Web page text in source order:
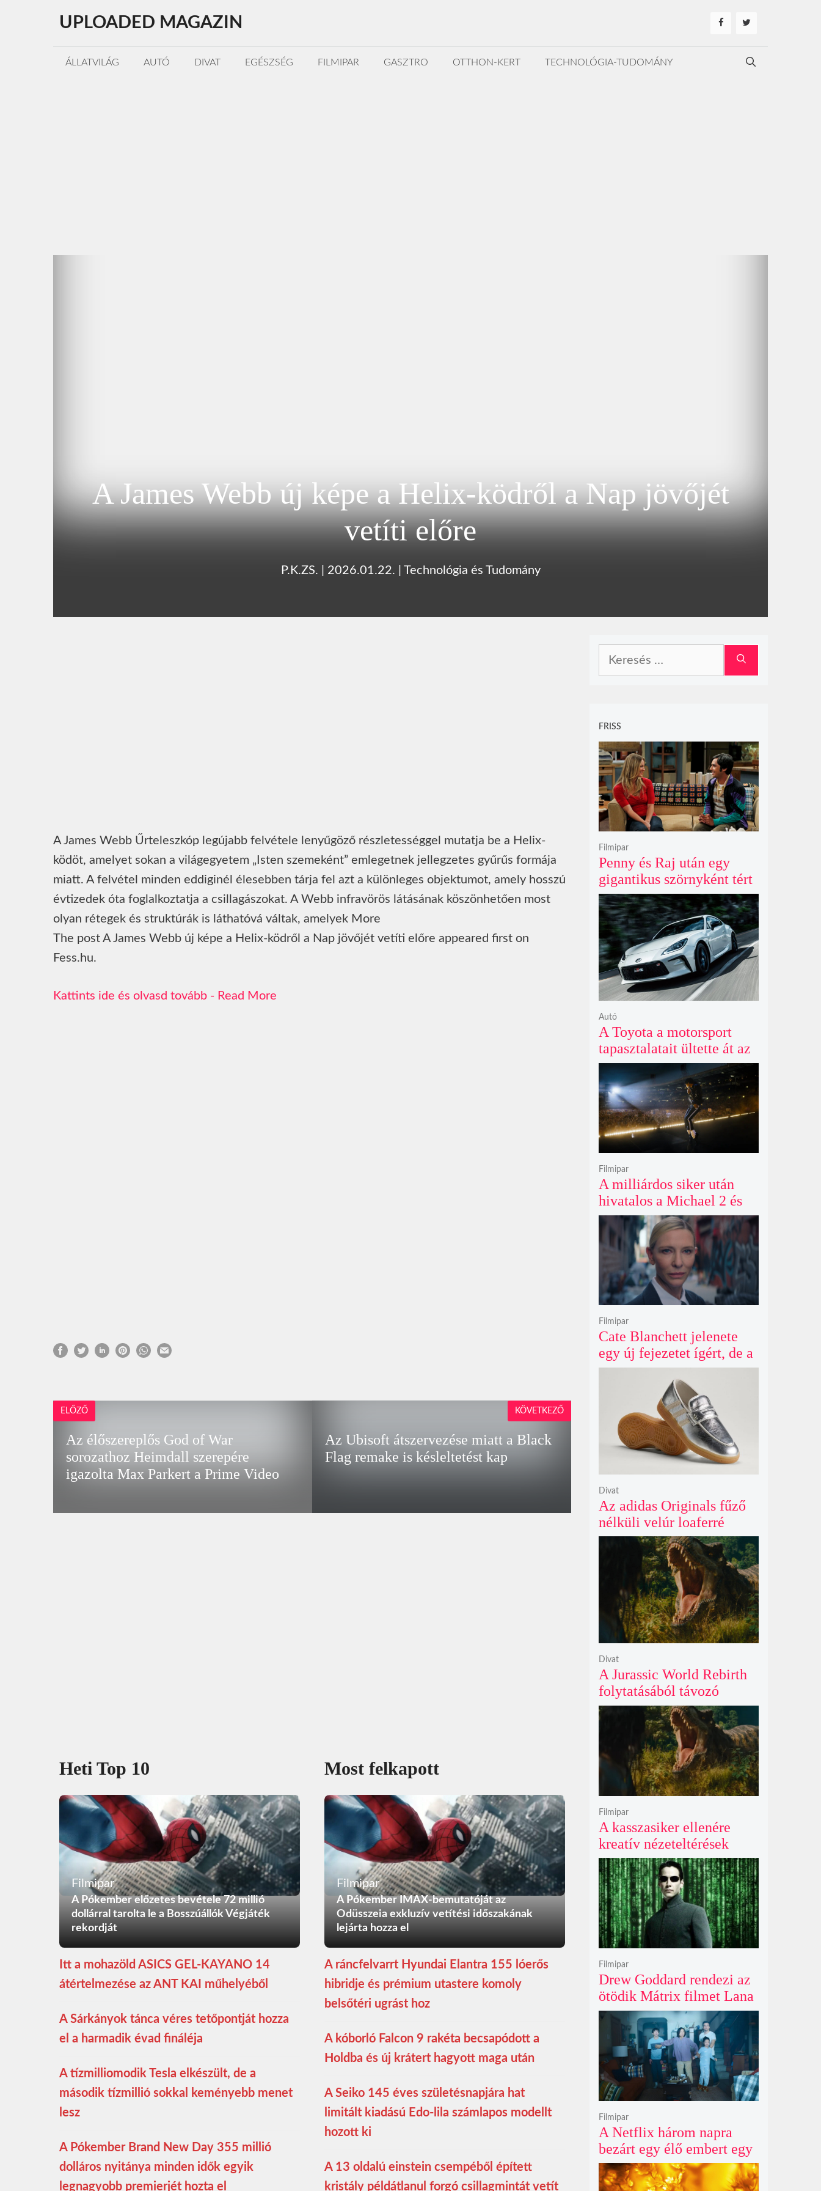
tartalomba
UPLOADED MAGAZIN
ÁLLATVILÁG AUTÓ DIVAT EGÉSZSÉG FILMIPAR GASZTRO OTTHON-KERT TECHNOLÓGIA-TUDOMÁNY
A James Webb új képe a Helix-ködről a Nap jövőjét
vetíti előre
P.K.ZS. 2026.01.22. Technológia és Tudomány
A James Webb Űrteleszkóp legújabb felvétele lenyűgöző részletességgel mutatja be a Helix-
ködöt, amelyet sokan a világegyetem „Isten szemeként” emlegetnek jellegzetes gyűrűs formája
miatt. A felvétel minden eddiginél élesebben tárja fel azt a különleges objektumot, amely hosszú
évtizedek óta foglalkoztatja a csillagászokat. A Webb infravörös látásának köszönhetően most
olyan rétegek és struktúrák is láthatóvá váltak, amelyek More
The post A James Webb új képe a Helix-ködről a Nap jövőjét vetíti előre appeared first on
Fess.hu.
Read More
ELŐZŐ
Az élőszereplős God of War
sorozathoz Heimdall szerepére
igazolta Max Parkert a Prime Video
Az Ubisoft átszervezése miatt a Black
Flag remake is késleltetést kap
KÖVETKEZŐ
Heti Top 10
Filmipar
A Pókember előzetes bevétele 72 millió
dollárral tarolta le a Bosszúállók Végjáték
rekordját
Itt a mohazöld ASICS GEL-KAYANO 14
átértelmezése az ANT KAI műhelyéből
A Sárkányok tánca véres tetőpontját hozza
el a harmadik évad fináléja
A tízmilliomodik Tesla elkészült, de a
második tízmillió sokkal keményebb menet
lesz
A Pókember Brand New Day 355 millió
dolláros nyitánya minden idők egyik
legnagyobb premierjét hozta el
Most felkapott
Filmipar
A Pókember IMAX-bemutatóját az
Odüsszeia exkluzív vetítési időszakának
lejárta hozza el
A ráncfelvarrt Hyundai Elantra 155 lóerős
hibridje és prémium utastere komoly
belsőtéri ugrást hoz
A kóborló Falcon 9 rakéta becsapódott a
Holdba és új krátert hagyott maga után
A Seiko 145 éves születésnapjára hat
limitált kiadású Edo-lila számlapos modellt
hozott ki
A 13 oldalú einstein csempéből épített
kristály példátlanul forgó csillagmintát vetít
FRISS
Penny és Raj után egy
gigantikus szörnyként tért
vissza valaki az
Agymenők legújabb spin-
offjában
Filmipar
A Toyota a motorsport
tapasztalatait ültette át az
új GR86 vezethetőségébe
és biztonságába
Autó
A milliárdos siker után
hivatalos a Michael 2 és
már a bemutató éve is
megvan
Filmipar
Cate Blanchett jelenete
egy új fejezetet ígért, de a
Netflix törölte David
Fincher Squid Game
Filmipar
Az adidas Originals fűző
nélküli velúr loaferré
alakította a legendás
Handball Spezial modellt
Divat
A Jurassic World Rebirth
folytatásából távozó
Gareth Edwards mögött
kreatív ellentétek és AI-
vita is állhat
Divat
A kasszasiker ellenére
kreatív nézeteltérések
miatt távozik Gareth
Edwards, új rendezőt keres
a Jurassic World 5
Filmipar
Drew Goddard rendezi az
ötödik Mátrix filmet Lana
Wachowski produceri
felügyelete mellett, és
egyre nagyobb a remény
Keanu Reeves
visszatérésére
Filmipar
A Netflix három napra
bezárt egy élő embert egy
óriásplakátba az új
horrorfilmje kedvéért
Filmipar